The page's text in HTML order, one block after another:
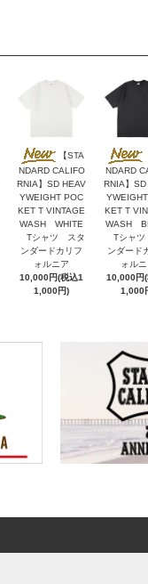
【STA
NDARD CALIFO
RNIA】SD HEAV
YWEIGHT POC
KET T VINTAGE
WASH WHITE
Tシャツ スタ
ンダードカリフ
ォルニア
10,000円(税込1
1,000円)
NDARD
RNIA】SD
KET T
WASH
Tシャ
ンダード
ォル
10,000円(
1,000